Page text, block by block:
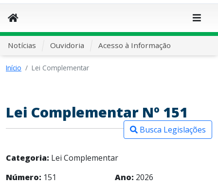
Notícias Ouvidoria Acesso à Informação
Início Lei Complementar
Lei Complementar Nº 151
Busca Legislações
Categoria: Lei Complementar
Número: 151 Ano: 2026